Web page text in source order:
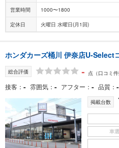
営業時間 1000〜1800
定休日 火曜日 水曜日(月1回)
ホンダカーズ桶川 伊奈店U-Select
総合評価 - 点 （口コミ
接客 - 雰囲気 - アフター - 品質 -
掲載台数
車